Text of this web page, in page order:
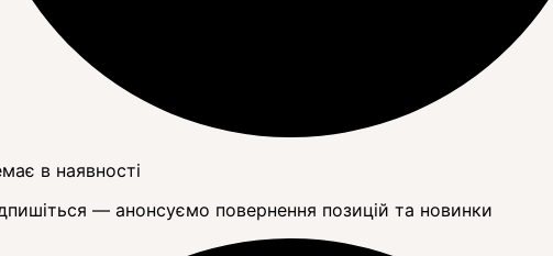
в наявності
— анонсуємо повернення позицій та новинки